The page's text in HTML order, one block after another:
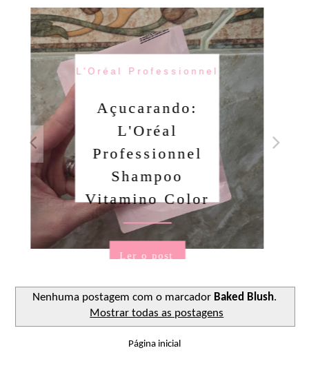
Professionnel
Açucarando:
L'Oréal
Professionnel
Shampoo
Vitamino Color
Nenhuma postagem com o marcador Baked Blush.
Mostrar todas as postagens
Página inicial